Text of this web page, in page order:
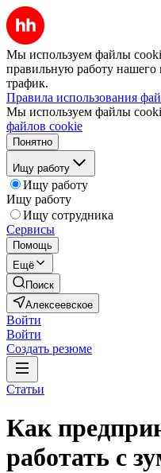
Мы используем файлы
правильную работу нашего
трафик.
Правила использования
Мы используем файлы
файлов cookie
Понятно
Ищу работу
Ищу работу
Ищу работу
Ищу сотрудника
Сервисы
Помощь
Ещё
Поиск
Алексеевское
Войти
Войти
Создать резюме
Статьи
Как
работать с